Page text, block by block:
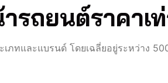
รถยนต์ราคาเ
ภทและแบรนด์ โดยเฉลี่ยอยู่ระหว่าง